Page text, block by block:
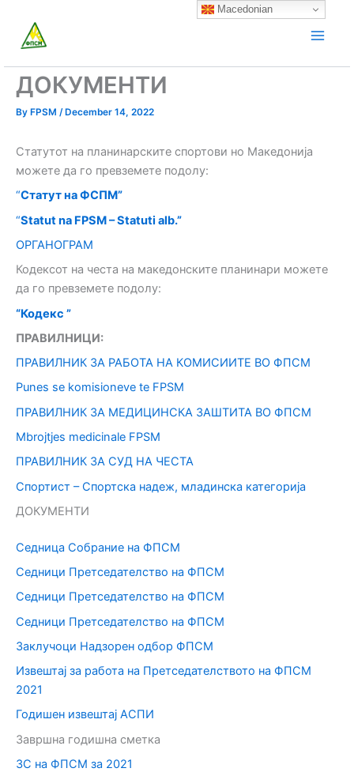
content
ДОКУМЕНТИ
By FPSM / December 14, 2022
Статутот на планинарските спортови но Македонија
можете да го превземете подолу:
“Статут на ФСПМ”
“Statut na FPSM – Statuti alb.”
ОРГАНОГРАМ
Кодексот на честа на македонските планинари можете
да го превземете подолу:
“Кодекс ”
ПРАВИЛНИЦИ:
ПРАВИЛНИК ЗА РАБОТА НА КОМИСИИТЕ ВО ФПСМ
Punes se komisioneve te FPSM
ПРАВИЛНИК ЗА МЕДИЦИНСКА ЗАШТИТА ВО ФПСМ
Mbrojtjes medicinale FPSM
ПРАВИЛНИК ЗА СУД НА ЧЕСТА
Спортист – Спортска надеж, младинска категорија
ДОКУМЕНТИ
Седница Собрание на ФПСМ
Седници Претседателство на ФПСМ
Седници Претседателство на ФПСМ
Седници Претседателство на ФПСМ
Заклучоци Надзорен одбор ФПСМ
Извештај за работа на Претседателството на ФПСМ
2021
Годишен извештај АСПИ
Завршна годишна сметка
ЗС на ФПСМ за 2021
Macedonian